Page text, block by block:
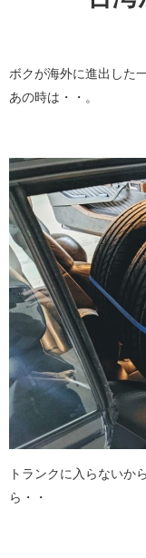
ボクが海外に進出した
あの時は・・。
トランクに入らないか
ら・・